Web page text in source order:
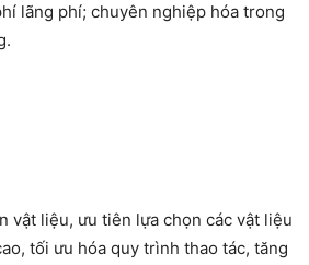
lãng phí; chuyên nghiệp hóa trong
vật liệu, ưu tiên lựa chọn các vật liệu
tối ưu hóa quy trình thao tác, tăng